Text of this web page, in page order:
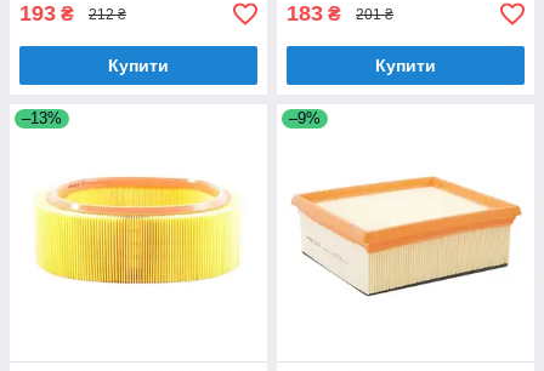
193 ₴ 212 ₴
Купити
183 ₴ 201 ₴
Купити
–13% –9%